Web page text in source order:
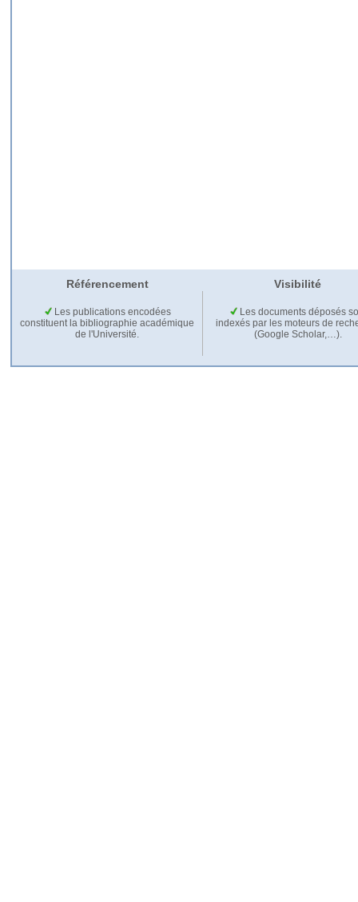
Référencement Visibilité
Les publications encodées
constituent la bibliographie académique
de l'Université.
Les documents déposés
indexés par les moteurs de
(Google Scholar,…).